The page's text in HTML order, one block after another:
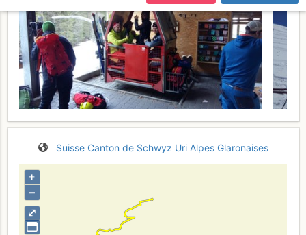
Suisse Canton de Schwyz Uri Alpes Glaronaises
⤢
+
–